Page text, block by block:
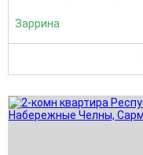
Заррина